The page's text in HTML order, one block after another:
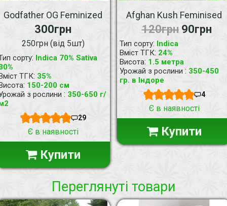
Godfather OG Feminized
300грн
250грн (від 5шт)
сорту: Indica 70% Sativa
ТГК: 35%
: 150-200 см
з рослини : 350-650 г/
29
Є в наявності
Купити
Afghan Kush Feminised
120грн 90грн
Тип сорту: Indica
Вміст ТГК: 24%
Висота: 1.5 метра
Урожай з рослини : 350-450
гр. в Індоре
4
Є в наявності
Купити
Переглянуті товари